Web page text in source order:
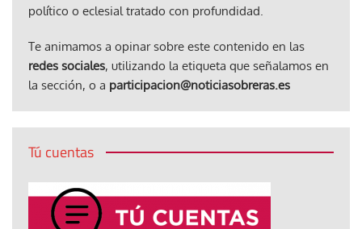
político o eclesial tratado con profundidad.
Te animamos a opinar sobre este contenido en las
redes sociales, utilizando la etiqueta que señalamos en
la sección, o a participacion@noticiasobreras.es
Tú cuentas